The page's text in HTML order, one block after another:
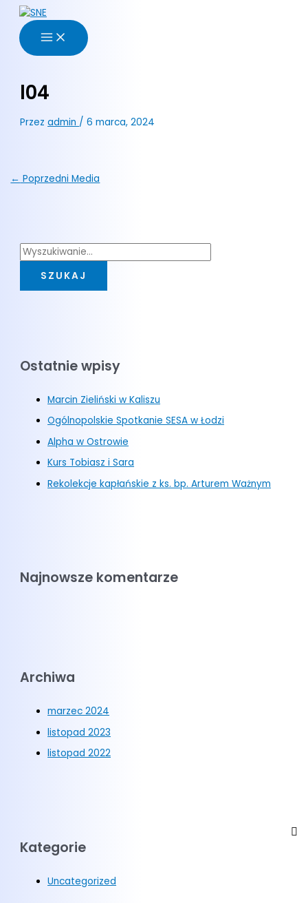
Przejdź
treści
l04
Przezadmin /6 marca, 2024
← Poprzedni Media
S
z
u
a
j
d
Ostatnie wpisy
Marcin Zieliński w Kaliszu
Ogólnopolskie Spotkanie SESA w Łodzi
Alpha w Ostrowie
Kurs Tobiasz i Sara
Rekolekcje kapłańskie z ks. bp. Arturem Ważnym
Najnowsze komentarze
Archiwa
marzec 2024
listopad 2023
listopad 2022
Kategorie
Uncategorized